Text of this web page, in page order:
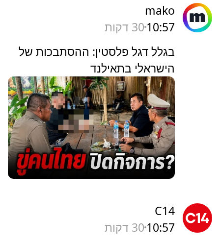
mako
10:57 30 דקות
בגלל דגל פלסטין: ההסתבכות של
הישראלי בתאילנד
C14
10:57 30 דקות